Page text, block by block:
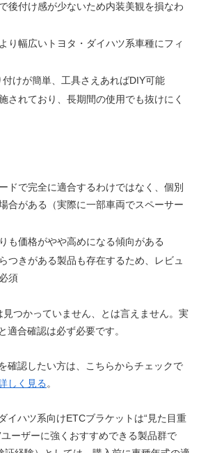
後付け感が少ないため内装美観を損なわ
り幅広いトヨタ・ダイハツ系車種にフィ
けが簡単、工具さえあればDIY可能
されており、長期間の使用でも抜けにく
ドで完全に適合するわけではなく、個別
合がある（実際に一部車両でスペーサー
も価格がやや高めになる傾向がある
つきがある製品も存在するため、レビュ
須
つかっていません、とは言えません。実
適合確認は必ず必要です。
確認したい方は、こちらからチェックで
しく見る。
イハツ系向けETCブラケットは“見た目重
ーザーに強くおすすめできる製品群で